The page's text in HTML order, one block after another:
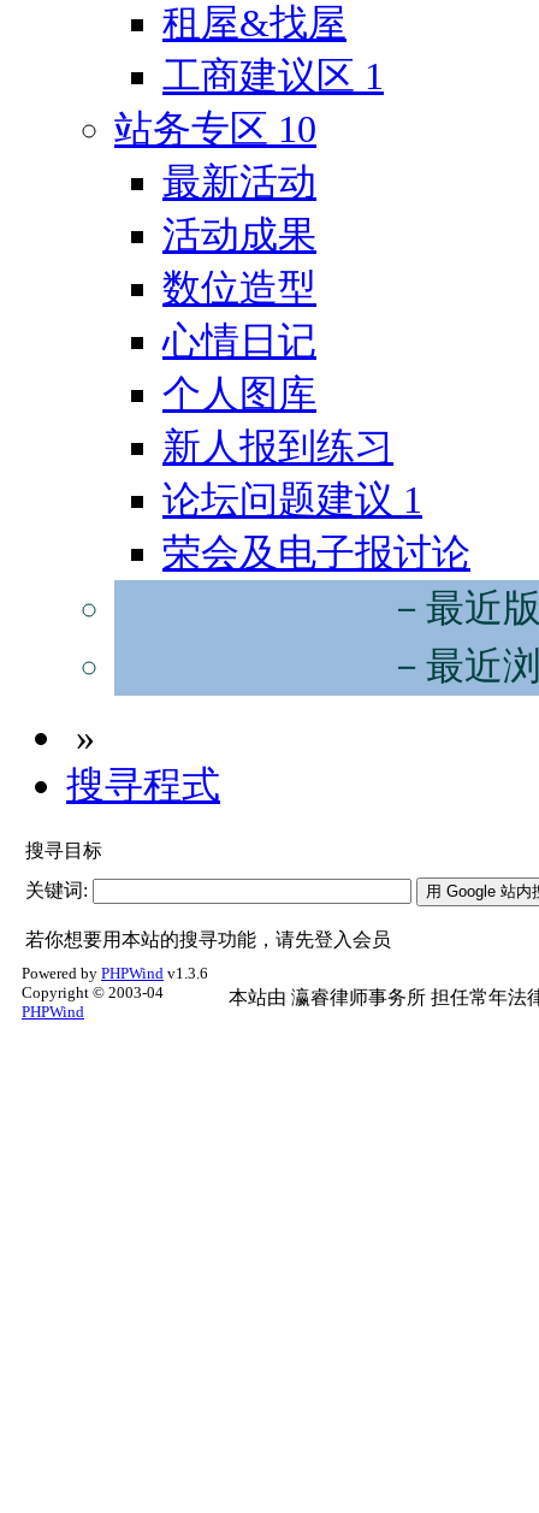
租屋&找屋
工商建议区 1
站务专区 10
最新活动
活动成果
数位造型
心情日记
个人图库
新人报到练习
论坛问题建议 1
荣会及电子报讨论
－最近
－最近
»
搜寻程式
搜寻目标
关键词:
若你想要用本站的搜寻功能，请先登入会员
Powered by PHPWind v1.3.6
Copyright © 2003-04
PHPWind
本站由 瀛睿律师事务所 担任常年法